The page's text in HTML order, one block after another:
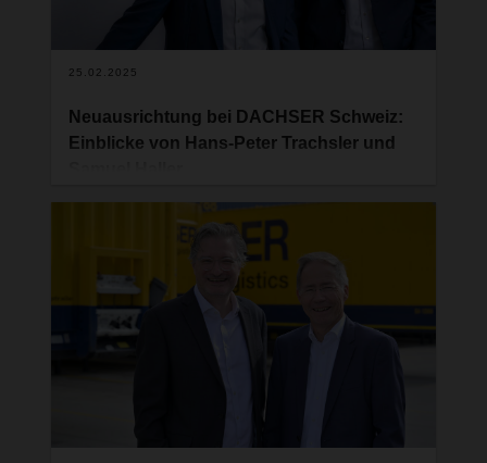
25.02.2025
Neuausrichtung bei DACHSER Schweiz:
Einblicke von Hans-Peter Trachsler und
Die DACHSER Spedition AG hat ihre
Führungsstruktur neu ausgerichtet. Hans-Peter
Trachsler, Managing Director der Schweizer
Landesgesellschaft, übernimmt die
Gesamtverantwortung für alle Geschäftsbereiche.
Samuel Haller, bisheriger Country Manager für Air
& Sea Logistics, bleibt dem Unternehmen erhalten
und wird sich künftig auf strategische Projekte
konzentrieren. Im Interview sprechen beide über
die Veränderungen, ihre Rollen und die Zukunft